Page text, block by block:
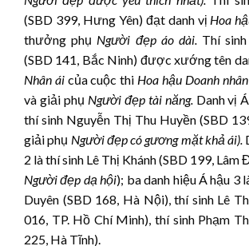
(SBD 399, Hưng Yên) đạt danh vị Hoa
thưởng phụ Người đẹp áo dài. Thí
(SBD 141, Bắc Ninh) được xướng tên
Nhân ái của cuộc thi Hoa hậu Doanh
và giải phụ Người đẹp tài năng. Danh vị
thí sinh Nguyễn Thị Thu Huyền (SBD
giải phụ Người đẹp có gương mặt khả ái).
2 là thí sinh Lê Thị Khánh (SBD 199, Lâm
Người đẹp dạ hội); ba danh hiệu Á hậu 3
Duyên (SBD 168, Hà Nội), thí sinh Lê
016, TP. Hồ Chí Minh), thí sinh Phạm
225, Hà Tĩnh).